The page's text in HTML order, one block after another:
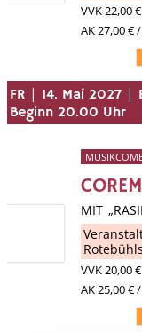
VVK22,00 €
AK 27,00 €
FR | 14. Mai 2027 |
Beginn 20.00 Uhr
MIT
VVK20,00 €
AK 25,00 €